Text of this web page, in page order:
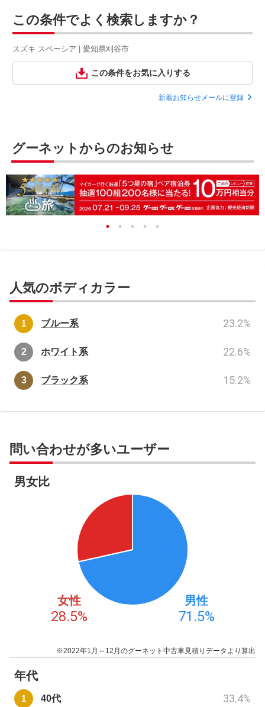
この条件でよく検索しますか？
スズキ スペーシア | 愛知県刈谷市
この条件をお気に入りする
新着お知らせメールに登録
グーネットからのお知らせ
人気のボディカラー
ブルー系 23.2%
ホワイト系 22.6%
ブラック系 15.2%
問い合わせが多いユーザー
男女比
女性
28.5%
男性
71.5%
※2022年1月～12月のグーネット中古車見積りデータより算出
年代
40代 33.4%